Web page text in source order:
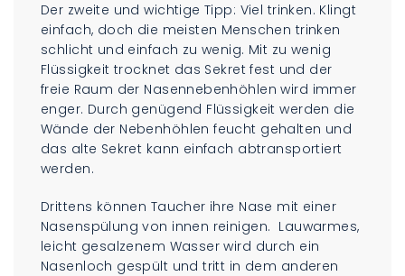
Der zweite und wichtige Tipp: Viel trinken. Klingt
einfach, doch die meisten Menschen trinken
schlicht und einfach zu wenig. Mit zu wenig
Flüssigkeit trocknet das Sekret fest und der
freie Raum der Nasennebenhöhlen wird immer
enger. Durch genügend Flüssigkeit werden die
Wände der Nebenhöhlen feucht gehalten und
das alte Sekret kann einfach abtransportiert
werden.
Drittens können Taucher ihre Nase mit einer
Nasenspülung von innen reinigen. Lauwarmes,
leicht gesalzenem Wasser wird durch ein
Nasenloch gespült und tritt in dem anderen